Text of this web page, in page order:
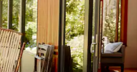
ou en appuyant et en faisant glisser.